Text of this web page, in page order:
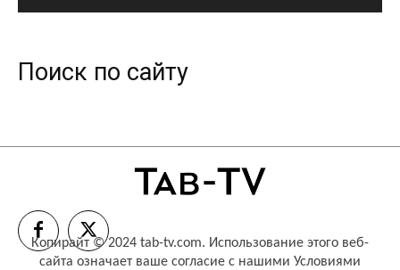
Поиск по сайту
Копирайт © 2024 tab-tv.com. Использование этого веб-
сайта означает ваше согласие с нашими Условиями